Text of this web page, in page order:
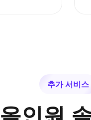
추가 서비스